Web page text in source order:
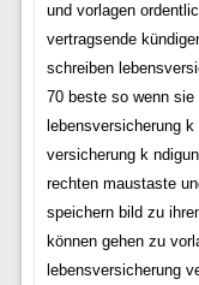
und vorlagen
vertragsende
schreiben
70 beste so wenn
lebensversicherung
versicherung k
rechten maustaste
speichern bild zu
können gehen zu
lebensversicherung